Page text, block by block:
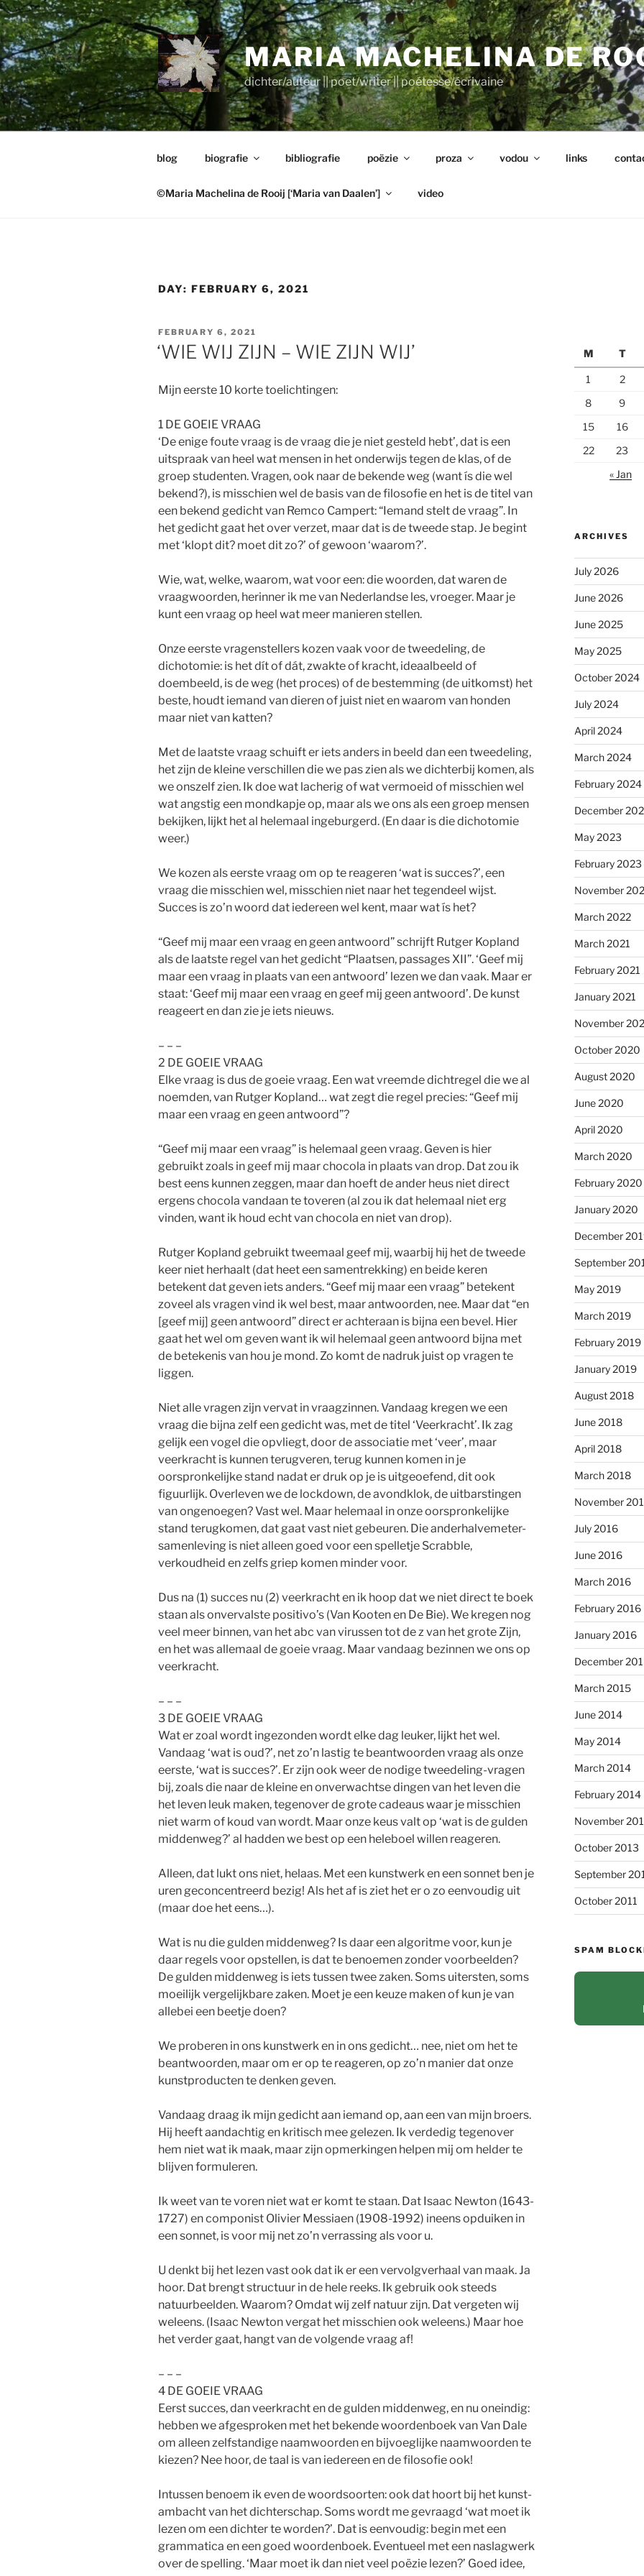
Skip
to
content
MARIA MACHELINA DE
dichter/auteur || poet/writer || poétesse/écrivaine
blog biografie bibliografie poëzie proza vodou links
©Maria Machelina de Rooij [‘Maria van Daalen’] video
DAY: FEBRUARY 6, 2021
POSTED
ON
FEBRUARY 6, 2021
‘WIE WIJ ZIJN – WIE ZIJN WIJ’
Mijn eerste 10 korte toelichtingen:
1 DE GOEIE VRAAG
‘De enige foute vraag is de vraag die je niet gesteld hebt’, dat is een
uitspraak van heel wat mensen in het onderwijs tegen de klas, of de
groep studenten. Vragen, ook naar de bekende weg (want ís die wel
bekend?), is misschien wel de basis van de filosofie en het is de titel van
een bekend gedicht van Remco Campert: “Iemand stelt de vraag”. In
het gedicht gaat het over verzet, maar dat is de tweede stap. Je begint
met ‘klopt dit? moet dit zo?’ of gewoon ‘waarom?’.
Wie, wat, welke, waarom, wat voor een: die woorden, dat waren de
vraagwoorden, herinner ik me van Nederlandse les, vroeger. Maar je
kunt een vraag op heel wat meer manieren stellen.
Onze eerste vragenstellers kozen vaak voor de tweedeling, de
dichotomie: is het dít of dát, zwakte of kracht, ideaalbeeld of
doembeeld, is de weg (het proces) of de bestemming (de uitkomst) het
beste, houdt iemand van dieren of juist niet en waarom van honden
maar niet van katten?
Met de laatste vraag schuift er iets anders in beeld dan een tweedeling,
het zijn de kleine verschillen die we pas zien als we dichterbij komen, als
we onszelf zien. Ik doe wat lacherig of wat vermoeid of misschien wel
wat angstig een mondkapje op, maar als we ons als een groep mensen
bekijken, lijkt het al helemaal ingeburgerd. (En daar is die dichotomie
weer.)
We kozen als eerste vraag om op te reageren ‘wat is succes?’, een
vraag die misschien wel, misschien niet naar het tegendeel wijst.
Succes is zo’n woord dat iedereen wel kent, maar wat ís het?
“Geef mij maar een vraag en geen antwoord” schrijft Rutger Kopland
als de laatste regel van het gedicht “Plaatsen, passages XII”. ‘Geef mij
maar een vraag in plaats van een antwoord’ lezen we dan vaak. Maar er
staat: ‘Geef mij maar een vraag en geef mij geen antwoord’. De kunst
reageert en dan zie je iets nieuws.
– – –
2 DE GOEIE VRAAG
Elke vraag is dus de goeie vraag. Een wat vreemde dichtregel die we al
noemden, van Rutger Kopland… wat zegt die regel precies: “Geef mij
maar een vraag en geen antwoord”?
“Geef mij maar een vraag” is helemaal geen vraag. Geven is hier
gebruikt zoals in geef mij maar chocola in plaats van drop. Dat zou ik
best eens kunnen zeggen, maar dan hoeft de ander heus niet direct
ergens chocola vandaan te toveren (al zou ik dat helemaal niet erg
vinden, want ik houd echt van chocola en niet van drop).
Rutger Kopland gebruikt tweemaal geef mij, waarbij hij het de tweede
keer niet herhaalt (dat heet een samentrekking) en beide keren
betekent dat geven iets anders. “Geef mij maar een vraag” betekent
zoveel als vragen vind ik wel best, maar antwoorden, nee. Maar dat “en
[geef mij] geen antwoord” direct er achteraan is bijna een bevel. Hier
gaat het wel om geven want ik wil helemaal geen antwoord bijna met
de betekenis van hou je mond. Zo komt de nadruk juist op vragen te
liggen.
Niet alle vragen zijn vervat in vraagzinnen. Vandaag kregen we een
vraag die bijna zelf een gedicht was, met de titel ‘Veerkracht’. Ik zag
gelijk een vogel die opvliegt, door de associatie met ‘veer’, maar
veerkracht is kunnen terugveren, terug kunnen komen in je
oorspronkelijke stand nadat er druk op je is uitgeoefend, dit ook
figuurlijk. Overleven we de lockdown, de avondklok, de uitbarstingen
van ongenoegen? Vast wel. Maar helemaal in onze oorspronkelijke
stand terugkomen, dat gaat vast niet gebeuren. Die anderhalvemeter-
samenleving is niet alleen goed voor een spelletje Scrabble,
verkoudheid en zelfs griep komen minder voor.
Dus na (1) succes nu (2) veerkracht en ik hoop dat we niet direct te boek
staan als onvervalste positivo’s (Van Kooten en De Bie). We kregen nog
veel meer binnen, van het abc van virussen tot de z van het grote Zijn,
en het was allemaal de goeie vraag. Maar vandaag bezinnen we ons op
veerkracht.
– – –
3 DE GOEIE VRAAG
Wat er zoal wordt ingezonden wordt elke dag leuker, lijkt het wel.
Vandaag ‘wat is oud?’, net zo’n lastig te beantwoorden vraag als onze
eerste, ‘wat is succes?’. Er zijn ook weer de nodige tweedeling-vragen
bij, zoals die naar de kleine en onverwachtse dingen van het leven die
het leven leuk maken, tegenover de grote cadeaus waar je misschien
niet warm of koud van wordt. Maar onze keus valt op ‘wat is de gulden
middenweg?’ al hadden we best op een heleboel willen reageren.
Alleen, dat lukt ons niet, helaas. Met een kunstwerk en een sonnet ben je
uren geconcentreerd bezig! Als het af is ziet het er o zo eenvoudig uit
(maar doe het eens…).
Wat is nu die gulden middenweg? Is daar een algoritme voor, kun je
daar regels voor opstellen, is dat te benoemen zonder voorbeelden?
De gulden middenweg is iets tussen twee zaken. Soms uitersten, soms
moeilijk vergelijkbare zaken. Moet je een keuze maken of kun je van
allebei een beetje doen?
We proberen in ons kunstwerk en in ons gedicht… nee, niet om het te
beantwoorden, maar om er op te reageren, op zo’n manier dat onze
kunstproducten te denken geven.
Vandaag draag ik mijn gedicht aan iemand op, aan een van mijn broers.
Hij heeft aandachtig en kritisch mee gelezen. Ik verdedig tegenover
hem niet wat ik maak, maar zijn opmerkingen helpen mij om helder te
blijven formuleren.
Ik weet van te voren niet wat er komt te staan. Dat Isaac Newton (1643-
1727) en componist Olivier Messiaen (1908-1992) ineens opduiken in
een sonnet, is voor mij net zo’n verrassing als voor u.
U denkt bij het lezen vast ook dat ik er een vervolgverhaal van maak. Ja
hoor. Dat brengt structuur in de hele reeks. Ik gebruik ook steeds
natuurbeelden. Waarom? Omdat wij zelf natuur zijn. Dat vergeten wij
weleens. (Isaac Newton vergat het misschien ook weleens.) Maar hoe
het verder gaat, hangt van de volgende vraag af!
– – –
4 DE GOEIE VRAAG
Eerst succes, dan veerkracht en de gulden middenweg, en nu oneindig:
hebben we afgesproken met het bekende woordenboek van Van Dale
om alleen zelfstandige naamwoorden en bijvoeglijke naamwoorden te
kiezen? Nee hoor, de taal is van iedereen en de filosofie ook!
Intussen benoem ik even de woordsoorten: ook dat hoort bij het kunst-
ambacht van het dichterschap. Soms wordt me gevraagd ‘wat moet ik
lezen om een dichter te worden?’. Dat is eenvoudig: begin met een
grammatica en een goed woordenboek. Eventueel met een naslagwerk
over de spelling. ‘Maar moet ik dan niet veel poëzie lezen?’ Goed idee,
M T
1
2
8
9
15
16
22
23
« Jan
ARCHIVES
July 2026
June 2026
June 2025
May 2025
October 2024
July 2024
April 2024
March 2024
February 2024
December
May 2023
February 2023
November
March 2022
March 2021
February 2021
January 2021
November
October 2020
August 2020
June 2020
April 2020
March 2020
February 2020
January 2020
December
September
May 2019
March 2019
February 2019
January 2019
August 2018
June 2018
April 2018
March 2018
November
July 2016
June 2016
March 2016
February 2016
January 2016
December
March 2015
June 2014
May 2014
March 2014
February 2014
November
October 2013
September
October 2011
SPAM